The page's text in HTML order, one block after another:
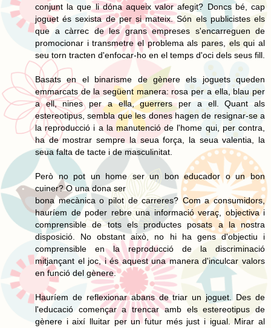
conjunt la que li dóna aqueix valor afegit? Doncs bé, cap
joguet és sexista de per si mateix. Són els publicistes els
que a càrrec de les grans empreses s'encarreguen de
promocionar i transmetre el problema als pares, els qui al
seu torn tracten d'enfocar-ho en el temps d'oci dels seus fill.
Basats en el binarisme de gènere els joguets queden
emmarcats de la següent manera: rosa per a ella, blau per
a ell, nines per a ella, guerrers per a ell. Quant als
estereotipus, sembla que les dones hagen de resignar-se a
la reproducció i a la manutenció de l'home qui, per contra,
ha de mostrar sempre la seua força, la seua valentia, la
seua falta de tacte i de masculinitat.
Però no pot un home ser un bon educador o un bon
cuiner? O una dona ser
bona mecànica o pilot de carreres? Com a consumidors,
hauríem de poder rebre una informació veraç, objectiva i
comprensible de tots els productes posats a la nostra
disposició. No obstant això, no hi ha gens d'objectiu i
comprensible en la reproducció de la discriminació
mitjançant el joc, i és aquest una manera d'inculcar valors
en funció del gènere.
Hauríem de reflexionar abans de triar un joguet. Des de
l'educació començar a trencar amb els estereotipus de
gènere i així lluitar per un futur més just i igual. Mirar al